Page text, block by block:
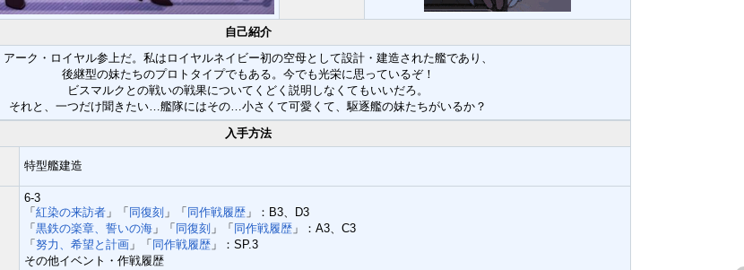
自己紹介
アーク・ロイヤル参上だ。私はロイヤルネイビー初の空母として設計・建造された艦であり、
後継型の妹たちのプロトタイプでもある。今でも光栄に思っているぞ！
ビスマルクとの戦いの戦果についてくどく説明しなくてもいいだろ。
それと、一つだけ聞きたい…艦隊にはその…小さくて可愛くて、駆逐艦の妹たちがいるか？
入手方法
特型艦建造
6-3
「 紅染の来訪者」「 同復刻 」「 同作戦履歴」：B3、D3
「 黒鉄の楽章、誓いの海」「 同復刻 」「 同作戦履歴」：A3、C3
「 努力、希望と計画」「 同作戦履歴」：SP.3
その他イベント・作戦履歴